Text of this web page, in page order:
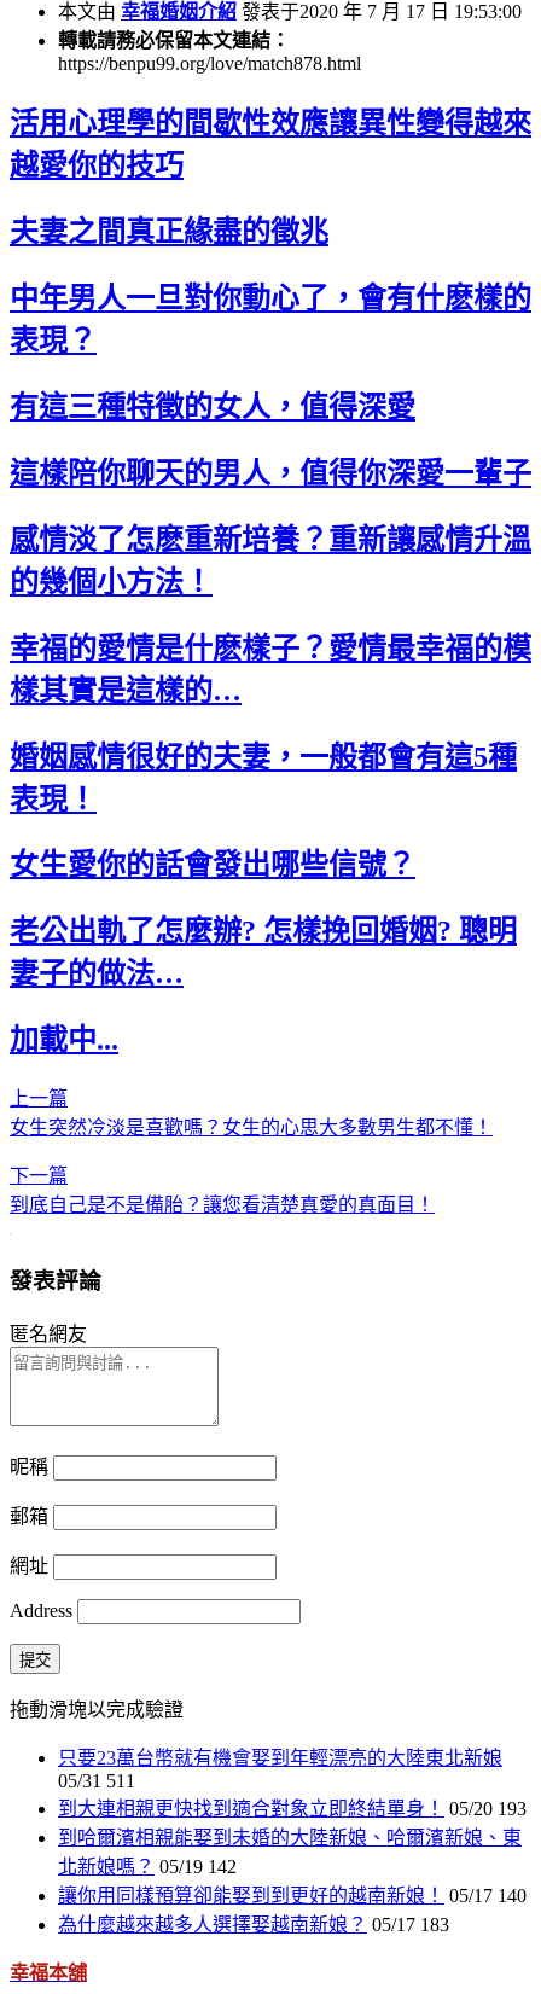
本文由 幸福婚姻介紹 發表于2020 年 7 月 17 日 19:53:00
轉載請務必保留本文連結：
https://benpu99.org/love/match878.html
活用心理學的間歇性效應讓異性變得越來
越愛你的技巧
夫妻之間真正緣盡的徵兆
中年男人一旦對你動心了，會有什麽樣的
表現？
有這三種特徵的女人，值得深愛
這樣陪你聊天的男人，值得你深愛一輩子
感情淡了怎麽重新培養？重新讓感情升溫
的幾個小方法！
幸福的愛情是什麽樣子？愛情最幸福的模
樣其實是這樣的…
婚姻感情很好的夫妻，一般都會有這5種
表現！
女生愛你的話會發出哪些信號？
老公出軌了怎麼辦? 怎樣挽回婚姻? 聰明
妻子的做法…
加載中...
上一篇
女生突然冷淡是喜歡嗎？女生的心思大多數男生都不懂！
下一篇
到底自己是不是備胎？讓您看清楚真愛的真面目！
發表評論
匿名網友
昵稱
郵箱
網址
Address
提交
拖動滑塊以完成驗證
只要23萬台幣就有機會娶到年輕漂亮的大陸東北新娘
05/31 511
到大連相親更快找到適合對象立即終結單身！
05/20 193
到哈爾濱相親能娶到未婚的大陸新娘、哈爾濱新娘、東
北新娘嗎？ 05/19 142
讓你用同樣預算卻能娶到到更好的越南新娘！
05/17 140
為什麼越來越多人選擇娶越南新娘？ 05/17 183
幸福本舖